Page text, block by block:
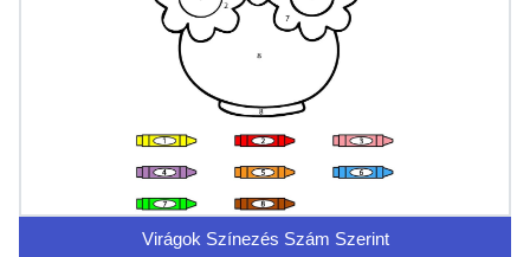
Virágok Színezés Szám Szerint